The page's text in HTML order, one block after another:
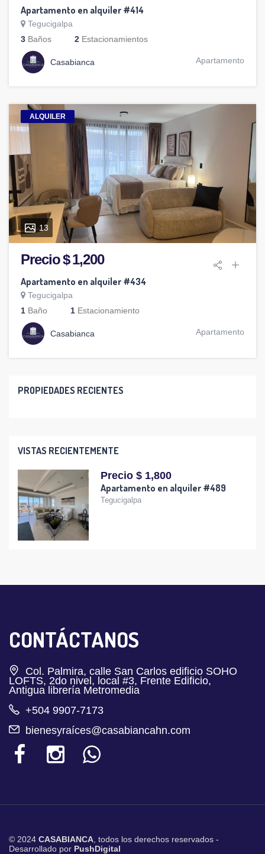
Apartamento en alquiler #414
Tegucigalpa
3 Baños 2 Estacionamientos
Casabianca Apartamento
ALQUILER
13
Precio $ 1,200
Apartamento en alquiler #434
Tegucigalpa
1 Baño 1 Estacionamiento
Casabianca Apartamento
PROPIEDADES RECIENTES
VISTAS RECIENTEMENTE
Precio $ 1,800
Apartamento en alquiler #489
Tegucigalpa
CONTÁCTANOS
Col. Palmira, calle San Carlos edificio SOHO
LOFTS, 2do nivel, local #3, Frente Edificio,
Antigua librería Metromedia
+504 9907-7173
bienesyraíces@casabiancahn.com
© 2024 CASABIANCA, todos los derechos reservados -
Desarrollado por PushDigital